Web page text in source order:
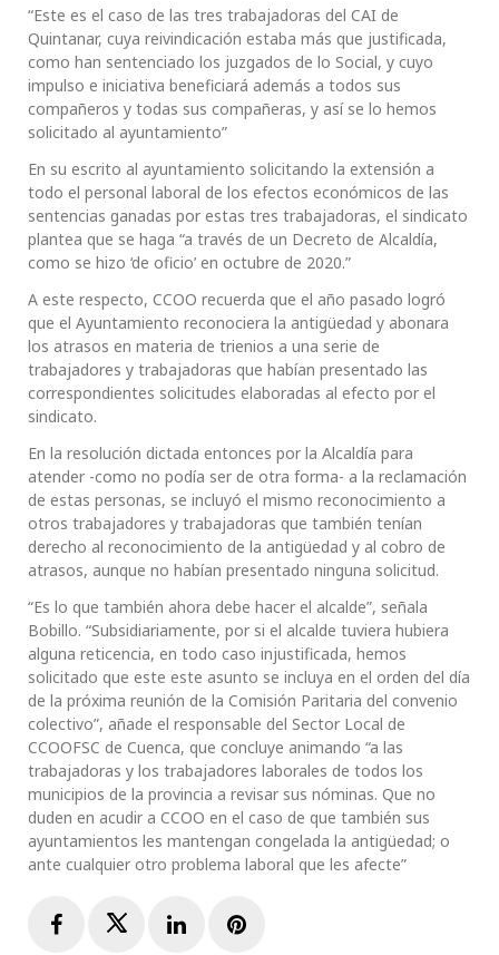
“Este es el caso de las tres trabajadoras del CAI de
Quintanar, cuya reivindicación estaba más que justificada,
como han sentenciado los juzgados de lo Social, y cuyo
impulso e iniciativa beneficiará además a todos sus
compañeros y todas sus compañeras, y así se lo hemos
solicitado al ayuntamiento”
En su escrito al ayuntamiento solicitando la extensión a
todo el personal laboral de los efectos económicos de las
sentencias ganadas por estas tres trabajadoras, el sindicato
plantea que se haga “a través de un Decreto de Alcaldía,
como se hizo ‘de oficio’ en octubre de 2020.”
A este respecto, CCOO recuerda que el año pasado logró
que el Ayuntamiento reconociera la antigüedad y abonara
los atrasos en materia de trienios a una serie de
trabajadores y trabajadoras que habían presentado las
correspondientes solicitudes elaboradas al efecto por el
sindicato.
En la resolución dictada entonces por la Alcaldía para
atender -como no podía ser de otra forma- a la reclamación
de estas personas, se incluyó el mismo reconocimiento a
otros trabajadores y trabajadoras que también tenían
derecho al reconocimiento de la antigüedad y al cobro de
atrasos, aunque no habían presentado ninguna solicitud.
“Es lo que también ahora debe hacer el alcalde”, señala
Bobillo. “Subsidiariamente, por si el alcalde tuviera hubiera
alguna reticencia, en todo caso injustificada, hemos
solicitado que este este asunto se incluya en el orden del día
de la próxima reunión de la Comisión Paritaria del convenio
colectivo”, añade el responsable del Sector Local de
CCOOFSC de Cuenca, que concluye animando “a las
trabajadoras y los trabajadores laborales de todos los
municipios de la provincia a revisar sus nóminas. Que no
duden en acudir a CCOO en el caso de que también sus
ayuntamientos les mantengan congelada la antigüedad; o
ante cualquier otro problema laboral que les afecte”
FacebookTwitterLinkedInPinterest